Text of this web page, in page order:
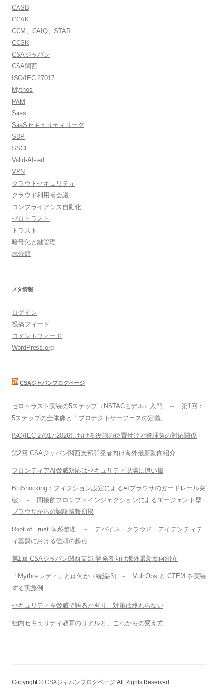
CASB
CCAK
CCM、CAIQ、STAR
CCSK
CSAジャパン
CSA関西
ISO/IEC 27017
Mythos
PAM
Saas
SaaSセキュリティリーグ
SDP
SSCF
Valid-AI-ted
VPN
クラウドセキュリティ
クラウド利用者会議
コンプライアンス自動化
ゼロトラスト
トラスト
暗号化と鍵管理
未分類
メタ情報
ログイン
投稿フィード
コメントフィード
WordPress.org
CSAジャパンブログページ
ゼロトラスト実装の5ステップ（NSTACモデル）入門 ～ 第1回：
5ステップの全体像と「プロテクトサーフェスの定義」
ISO/IEC 27017:2026における役割の位置付けと管理策の対応関係
第2回 CSAジャパン関西支部開発者向け海外最新動向紹介
フロンティアAI脅威対応はセキュリティ現場に追い風
BioShocking：フィクション設定によるAIブラウザのガードレール突
破 ～ 間接的プロンプトインジェクションによるエージェント型
ブラウザからの認証情報窃取
Root of Trust 体系整理 ～ デバイス・クラウド・アイデンティテ
ィ基盤における信頼の起点
第1回 CSAジャパン関西支部 開発者向け海外最新動向紹介
「Mythosレディ」とは何か（続編-3）～ VulnOps と CTEM を実装
する実施例
セキュリティを脅威で語るかぎり、対策は終わらない
社内セキュリティ教育のリアルと、これからの変え方
Copyright © CSAジャパンブログページ All Rights Reserved.